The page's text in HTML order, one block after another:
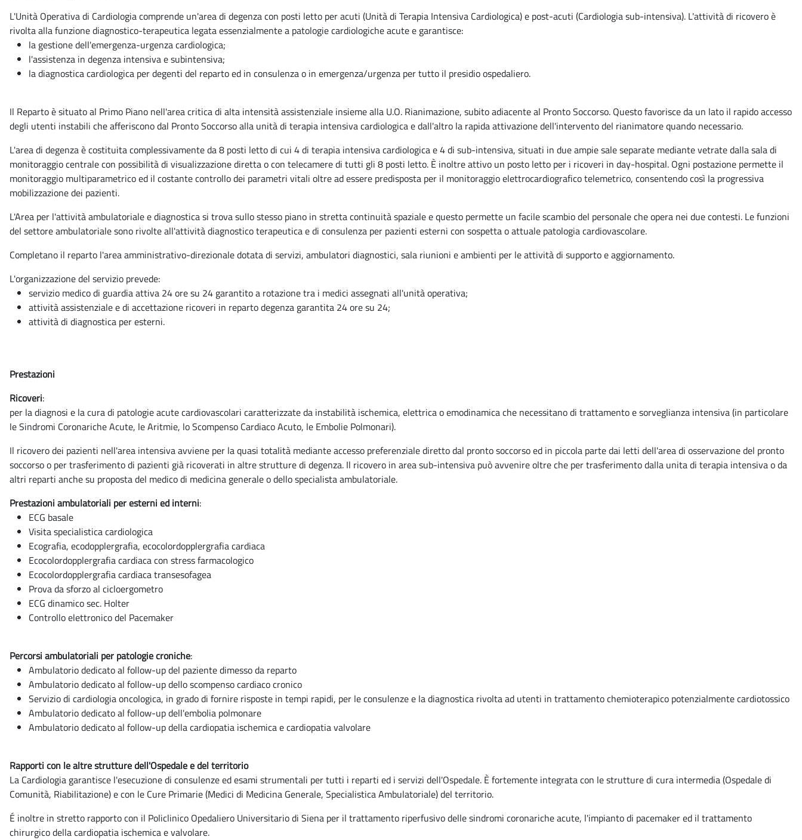
L'Unità Operativa di Cardiologia comprende un'area di degenza con posti letto per acuti (Unità di Terapia Intensiva Cardiologica) e post-acuti (Cardiologia sub-intensiva). L'attività di ricovero è
rivolta alla funzione diagnostico-terapeutica legata essenzialmente a patologie cardiologiche acute e garantisce:
la gestione dell'emergenza-urgenza cardiologica;
l'assistenza in degenza intensiva e subintensiva;
la diagnostica cardiologica per degenti del reparto ed in consulenza o in emergenza/urgenza per tutto il presidio ospedaliero.
Il Reparto è situato al Primo Piano nell'area critica di alta intensità assistenziale insieme alla U.O. Rianimazione, subito adiacente al Pronto Soccorso. Questo favorisce da un lato il rapido accesso
degli utenti instabili che afferiscono dal Pronto Soccorso alla unità di terapia intensiva cardiologica e dall'altro la rapida attivazione dell'intervento del rianimatore quando necessario.
L'area di degenza è costituita complessivamente da 8 posti letto di cui 4 di terapia intensiva cardiologica e 4 di sub-intensiva, situati in due ampie sale separate mediante vetrate dalla sala di
monitoraggio centrale con possibilità di visualizzazione diretta o con telecamere di tutti gli 8 posti letto. È inoltre attivo un posto letto per i ricoveri in day-hospital. Ogni postazione permette il
monitoraggio multiparametrico ed il costante controllo dei parametri vitali oltre ad essere predisposta per il monitoraggio elettrocardiografico telemetrico, consentendo così la progressiva
mobilizzazione dei pazienti.
L'Area per l'attività ambulatoriale e diagnostica si trova sullo stesso piano in stretta continuità spaziale e questo permette un facile scambio del personale che opera nei due contesti. Le funzioni
del settore ambulatoriale sono rivolte all'attività diagnostico terapeutica e di consulenza per pazienti esterni con sospetta o attuale patologia cardiovascolare.
Completano il reparto l'area amministrativo-direzionale dotata di servizi, ambulatori diagnostici, sala riunioni e ambienti per le attività di supporto e aggiornamento.
L'organizzazione del servizio prevede:
servizio medico di guardia attiva 24 ore su 24 garantito a rotazione tra i medici assegnati all'unità operativa;
attività assistenziale e di accettazione ricoveri in reparto degenza garantita 24 ore su 24;
attività di diagnostica per esterni.
Prestazioni
Ricoveri:
per la diagnosi e la cura di patologie acute cardiovascolari caratterizzate da instabilità ischemica, elettrica o emodinamica che necessitano di trattamento e sorveglianza intensiva (in particolare
le Sindromi Coronariche Acute, le Aritmie, lo Scompenso Cardiaco Acuto, le Embolie Polmonari).
Il ricovero dei pazienti nell'area intensiva avviene per la quasi totalità mediante accesso preferenziale diretto dal pronto soccorso ed in piccola parte dai letti dell'area di osservazione del pronto
soccorso o per trasferimento di pazienti già ricoverati in altre strutture di degenza. Il ricovero in area sub-intensiva può avvenire oltre che per trasferimento dalla unita di terapia intensiva o da
altri reparti anche su proposta del medico di medicina generale o dello specialista ambulatoriale.
Prestazioni ambulatoriali per esterni ed interni:
ECG basale
Visita specialistica cardiologica
Ecografia, ecodopplergrafia, ecocolordopplergrafia cardiaca
Ecocolordopplergrafia cardiaca con stress farmacologico
Ecocolordopplergrafia cardiaca transesofagea
Prova da sforzo al cicloergometro
ECG dinamico sec. Holter
Controllo elettronico del Pacemaker
Percorsi ambulatoriali per patologie croniche:
Ambulatorio dedicato al follow-up del paziente dimesso da reparto
Ambulatorio dedicato al follow-up dello scompenso cardiaco cronico
Servizio di cardiologia oncologica, in grado di fornire risposte in tempi rapidi, per le consulenze e la diagnostica rivolta ad utenti in trattamento chemioterapico potenzialmente cardiotossico
Ambulatorio dedicato al follow-up dell'embolia polmonare
Ambulatorio dedicato al follow-up della cardiopatia ischemica e cardiopatia valvolare
Rapporti con le altre strutture dell'Ospedale e del territorio
La Cardiologia garantisce l'esecuzione di consulenze ed esami strumentali per tutti i reparti ed i servizi dell'Ospedale. È fortemente integrata con le strutture di cura intermedia (Ospedale di
Comunità, Riabilitazione) e con le Cure Primarie (Medici di Medicina Generale, Specialistica Ambulatoriale) del territorio.
É inoltre in stretto rapporto con il Policlinico Opedaliero Universitario di Siena per il trattamento riperfusivo delle sindromi coronariche acute, l'impianto di pacemaker ed il trattamento
chirurgico della cardiopatia ischemica e valvolare.